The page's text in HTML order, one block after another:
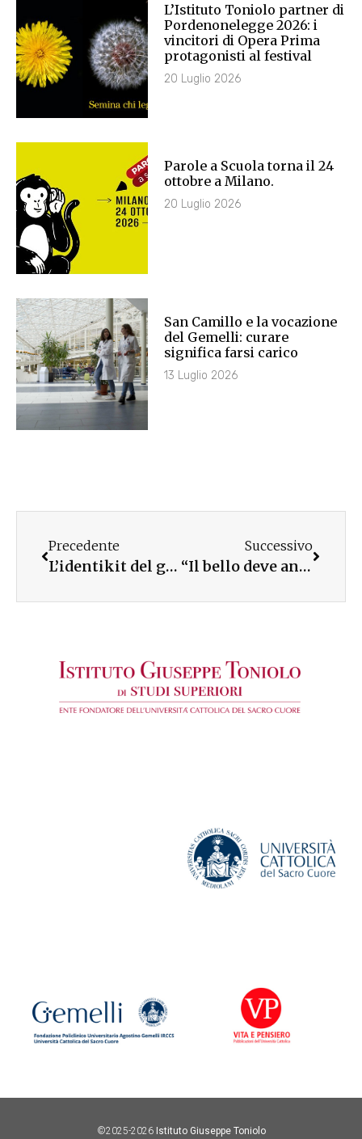
L’Istituto Toniolo partner di
Pordenonelegge 2026: i
vincitori di Opera Prima
protagonisti al festival
20 Luglio 2026
Parole a Scuola torna il 24
ottobre a Milano.
20 Luglio 2026
San Camillo e la vocazione
del Gemelli: curare
significa farsi carico
13 Luglio 2026
Precedente
L’identikit del giovane a portata di click: è online la Banca Dati del Rapporto Giovani
Successivo
“Il bello deve ancora venire”: alcune foto della premiazione dei concorsi in Aula Magna
©2025-2026 Istituto Giuseppe Toniolo